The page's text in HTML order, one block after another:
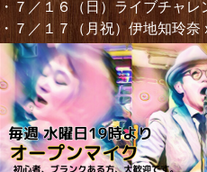
・７／１６（日）ライブチャ
・７／１７（月祝）伊地知玲奈